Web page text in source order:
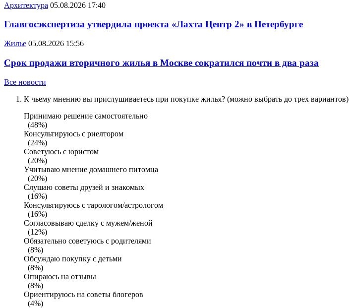
Архитектура 05.08.2026 17:40
Главгосэкспертиза утвердила проекта «Лахта Центр 2» в Петербурге
Жилье 05.08.2026 15:56
Срок продажи вторичного жилья в Москве сократился почти в два раза
Все новости
К чьему мнению вы прислушиваетесь при покупке жилья? (можно выбрать до трех вариантов)
Принимаю решение самостоятельно
(48%)
Консультируюсь с риелтором
(24%)
Советуюсь с юристом
(20%)
Учитываю мнение домашнего питомца
(20%)
Слушаю советы друзей и знакомых
(16%)
Консультируюсь с тарологом/астрологом
(16%)
Согласовываю сделку с мужем/женой
(12%)
Обязательно советуюсь с родителями
(8%)
Обсуждаю покупку с детьми
(8%)
Опираюсь на отзывы
(8%)
Ориентируюсь на советы блогеров
(4%)